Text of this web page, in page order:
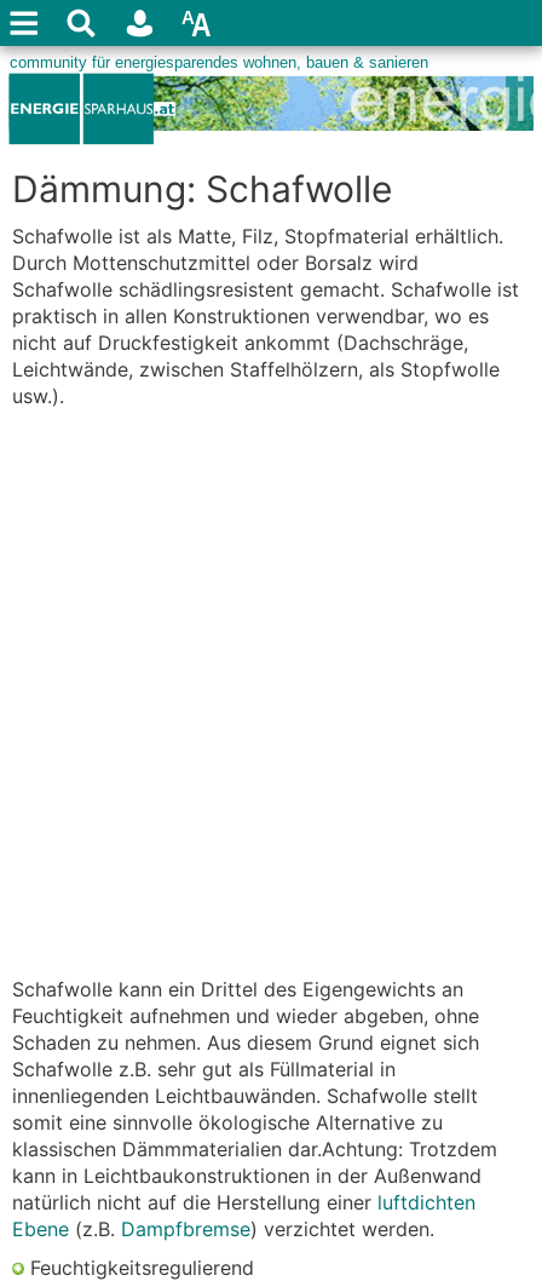
Dämmung: Schafwolle
Schafwolle ist als Matte, Filz, Stopfmaterial erhältlich.
Durch Mottenschutzmittel oder Borsalz wird
Schafwolle schädlingsresistent gemacht. Schafwolle ist
praktisch in allen Konstruktionen verwendbar, wo es
nicht auf Druckfestigkeit ankommt (Dachschräge,
Leichtwände, zwischen Staffelhölzern, als Stopfwolle
usw.).
Schafwolle kann ein Drittel des Eigengewichts an
Feuchtigkeit aufnehmen und wieder abgeben, ohne
Schaden zu nehmen. Aus diesem Grund eignet sich
Schafwolle z.B. sehr gut als Füllmaterial in
innenliegenden Leichtbauwänden. Schafwolle stellt
somit eine sinnvolle ökologische Alternative zu
klassischen Dämmmaterialien dar.Achtung: Trotzdem
kann in Leichtbaukonstruktionen in der Außenwand
natürlich nicht auf die Herstellung einer luftdichten
Ebene (z.B. Dampfbremse) verzichtet werden.
Feuchtigkeitsregulierend